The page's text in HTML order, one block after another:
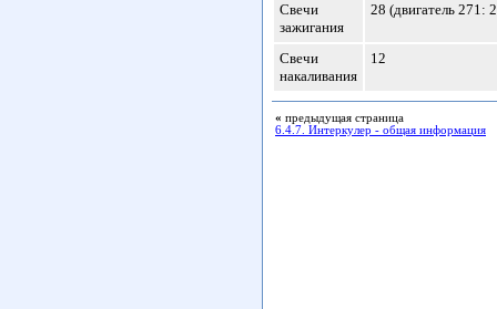
Свечи
зажигания
28 (двигатель 271:
Свечи
накаливания
12
« предыдущая страница
6.4.7. Интеркулер - общая информация